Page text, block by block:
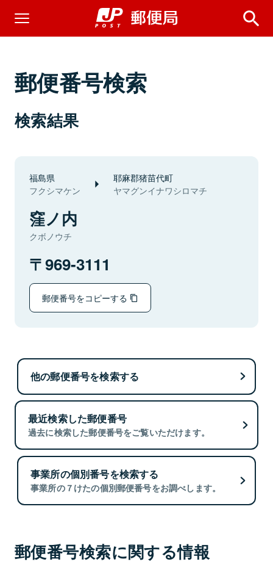
郵便番号検索
検索結果
福島県
フクシマケン
耶麻郡猪苗代町
ヤマグンイナワシロマチ
窪ノ内
クボノウチ
969-3111
郵便番号をコピーする
他の郵便番号を検索する
最近検索した郵便番号
過去に検索した郵便番号をご覧いただけます。
事業所の個別番号を検索する
事業所の７けたの個別郵便番号をお調べします。
郵便番号検索に関する情報